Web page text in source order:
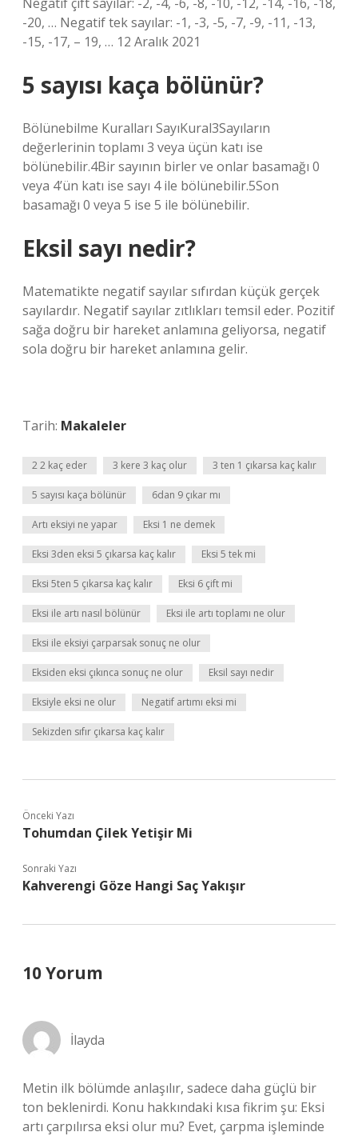
-20, … Negatif tek sayılar: -1, -3, -5, -7, -9, -11, -13,
-15, -17, – 19, … 12 Aralık 2021
5 sayısı kaça bölünür?
Bölünebilme Kuralları SayıKural3Sayıların
değerlerinin toplamı 3 veya üçün katı ise
bölünebilir.4Bir sayının birler ve onlar basamağı 0
veya 4’ün katı ise sayı 4 ile bölünebilir.5Son
basamağı 0 veya 5 ise 5 ile bölünebilir.
Eksil sayı nedir?
Matematikte negatif sayılar sıfırdan küçük gerçek
sayılardır. Negatif sayılar zıtlıkları temsil eder. Pozitif
sağa doğru bir hareket anlamına geliyorsa, negatif
sola doğru bir hareket anlamına gelir.
Tarih: Makaleler
2 2 kaç eder 3 kere 3 kaç olur 3 ten 1 çıkarsa kaç kalır
5 sayısı kaça bölünür 6dan 9 çıkar mı
Artı eksiyi ne yapar Eksi 1 ne demek
Eksi 3den eksi 5 çıkarsa kaç kalır Eksi 5 tek mi
Eksi 5ten 5 çıkarsa kaç kalır Eksi 6 çift mi
Eksi ile artı nasıl bölünür Eksi ile artı toplamı ne olur
Eksi ile eksiyi çarparsak sonuç ne olur
Eksiden eksi çıkınca sonuç ne olur Eksil sayı nedir
Eksiyle eksi ne olur Negatif artımı eksi mi
Sekizden sıfır çıkarsa kaç kalır
Önceki Yazı
Tohumdan Çilek Yetişir Mi
Sonraki Yazı
Kahverengi Göze Hangi Saç Yakışır
10 Yorum
İlayda
Metin ilk bölümde anlaşılır, sadece daha güçlü bir
ton beklenirdi. Konu hakkındaki kısa fikrim şu: Eksi
artı çarpılırsa eksi olur mu? Evet, çarpma işleminde